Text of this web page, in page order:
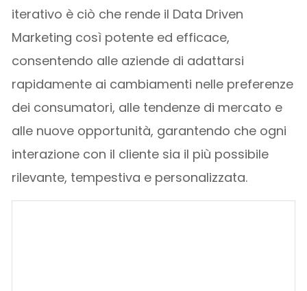
iterativo è ciò che rende il Data Driven
Marketing così potente ed efficace,
consentendo alle aziende di adattarsi
rapidamente ai cambiamenti nelle preferenze
dei consumatori, alle tendenze di mercato e
alle nuove opportunità, garantendo che ogni
interazione con il cliente sia il più possibile
rilevante, tempestiva e personalizzata.